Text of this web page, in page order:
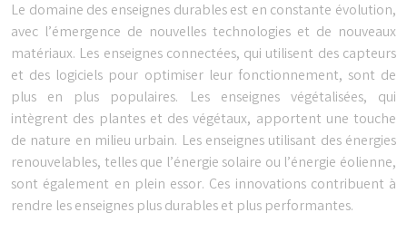
Le domaine des enseignes durables est en constante évolution,
avec l’émergence de nouvelles technologies et de nouveaux
matériaux. Les enseignes connectées, qui utilisent des capteurs
et des logiciels pour optimiser leur fonctionnement, sont de
plus en plus populaires. Les enseignes végétalisées, qui
intègrent des plantes et des végétaux, apportent une touche
de nature en milieu urbain. Les enseignes utilisant des énergies
renouvelables, telles que l’énergie solaire ou l’énergie éolienne,
sont également en plein essor. Ces innovations contribuent à
rendre les enseignes plus durables et plus performantes.